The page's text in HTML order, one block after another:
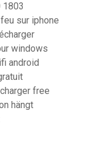
1803
sur iphone
windows
android
free
hängt